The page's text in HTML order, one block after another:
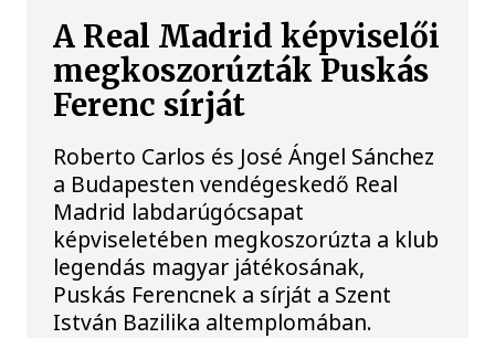
A Real Madrid képviselői
megkoszorúzták Puskás
Ferenc sírját
Roberto Carlos és José Ángel Sánchez
a Budapesten vendégeskedő Real
Madrid labdarúgócsapat
képviseletében megkoszorúzta a klub
legendás magyar játékosának,
Puskás Ferencnek a sírját a Szent
István Bazilika altemplomában.